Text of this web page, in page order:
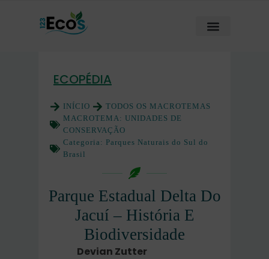
ECOPÉDIA
INÍCIO
TODOS OS MACROTEMAS
MACROTEMA: UNIDADES DE
CONSERVAÇÃO
Categoria: Parques Naturais do Sul do
Brasil
Parque Estadual Delta Do
Jacuí – História E
Biodiversidade
Devian Zutter